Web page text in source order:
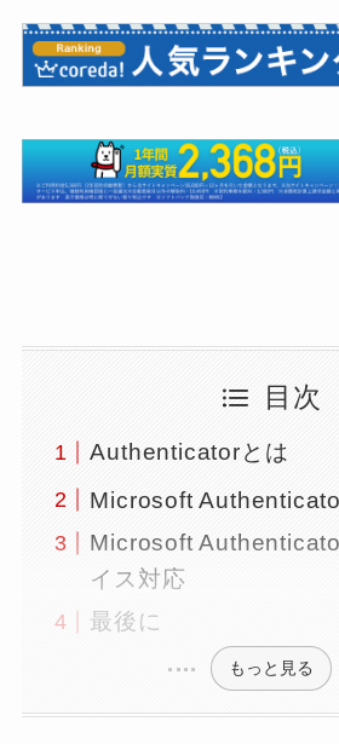
目次
Authenticatorとは
Microsoft
Microsoft
イス対応
最後に
もっと見る